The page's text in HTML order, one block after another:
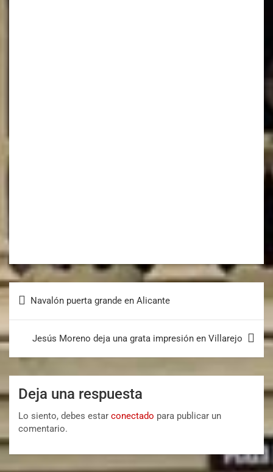
Navalón puerta grande en Alicante
Jesús Moreno deja una grata impresión en Villarejo
Deja una respuesta
Lo siento, debes estar conectado para publicar un
comentario.